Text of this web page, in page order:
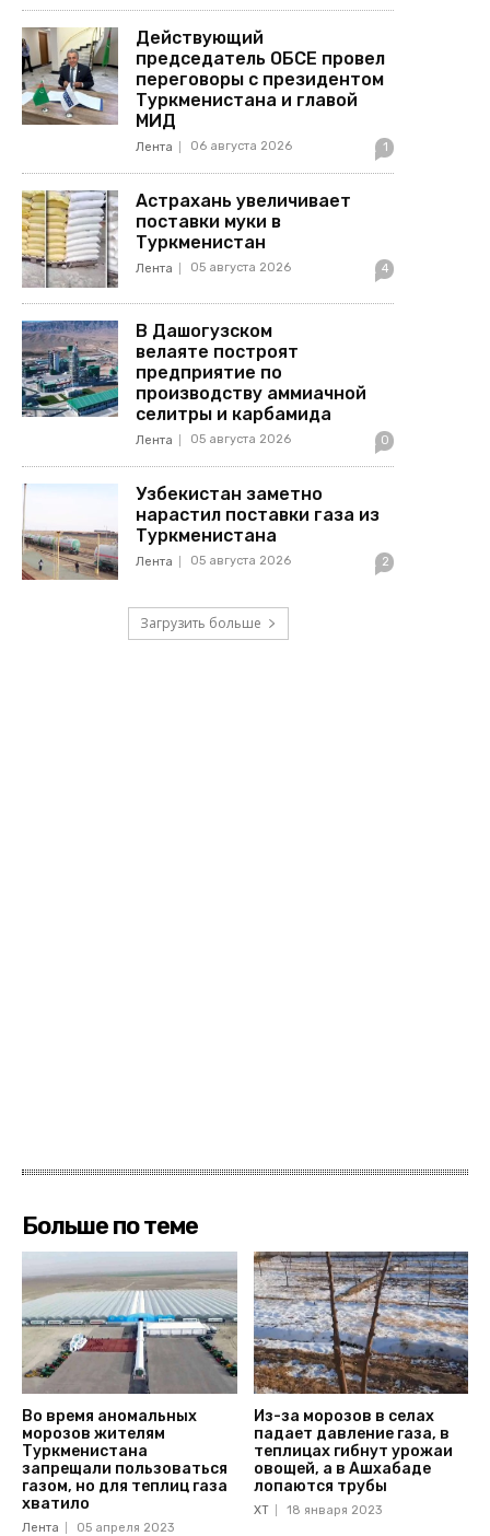
Действующий
председатель ОБСЕ провел
переговоры с президентом
Туркменистана и главой
МИД
Лента 06 августа 2026 1
Астрахань увеличивает
поставки муки в
Туркменистан
Лента 05 августа 2026 4
В Дашогузском
велаяте построят
предприятие по
производству аммиачной
селитры и карбамида
Лента 05 августа 2026 0
Узбекистан заметно
нарастил поставки газа из
Туркменистана
Лента 05 августа 2026 2
Загрузить больше
Больше по теме
Во время аномальных
морозов жителям
Туркменистана
запрещали пользоваться
газом, но для теплиц газа
хватило
Лента 05 апреля 2023
Из-за морозов в селах
падает давление газа, в
теплицах гибнут урожаи
овощей, а в Ашхабаде
лопаются трубы
ХТ 18 января 2023